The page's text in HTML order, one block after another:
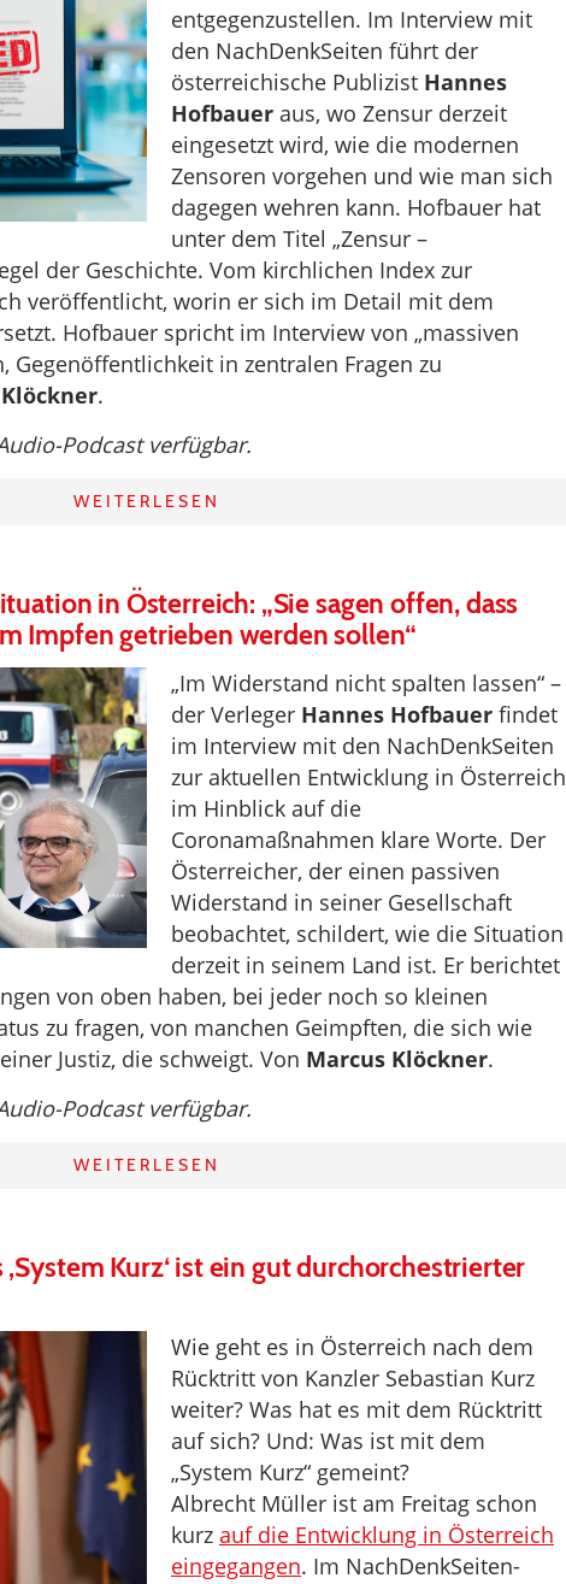
entgegenzustellen. Im Interview mit
den NachDenkSeiten führt der
österreichische Publizist Hannes
Hofbauer aus, wo Zensur derzeit
eingesetzt wird, wie die modernen
Zensoren vorgehen und wie man sich
dagegen wehren kann. Hofbauer hat
unter dem Titel „Zensur –
der Geschichte. Vom kirchlichen Index zur
veröffentlicht, worin er sich im Detail mit dem
Hofbauer spricht im Interview von „massiven
Gegenöffentlichkeit in zentralen Fragen zu
.
Podcast verfügbar.
WEITERLESEN
in Österreich: „Sie sagen offen, dass
Impfen getrieben werden sollen“
„Im Widerstand nicht spalten lassen“ –
der Verleger Hannes Hofbauer findet
im Interview mit den NachDenkSeiten
zur aktuellen Entwicklung in Österreich
im Hinblick auf die
Coronamaßnahmen klare Worte. Der
Österreicher, der einen passiven
Widerstand in seiner Gesellschaft
beobachtet, schildert, wie die Situation
derzeit in seinem Land ist. Er berichtet
von oben haben, bei jeder noch so kleinen
zu fragen, von manchen Geimpften, die sich wie
Justiz, die schweigt. Von Marcus Klöckner.
Podcast verfügbar.
WEITERLESEN
Kurz‘ ist ein gut durchorchestrierter
Wie geht es in Österreich nach dem
Rücktritt von Kanzler Sebastian Kurz
weiter? Was hat es mit dem Rücktritt
auf sich? Und: Was ist mit dem
„System Kurz“ gemeint?
Albrecht Müller ist am Freitag schon
kurz auf die Entwicklung in Österreich
eingegangen. Im NachDenkSeiten-